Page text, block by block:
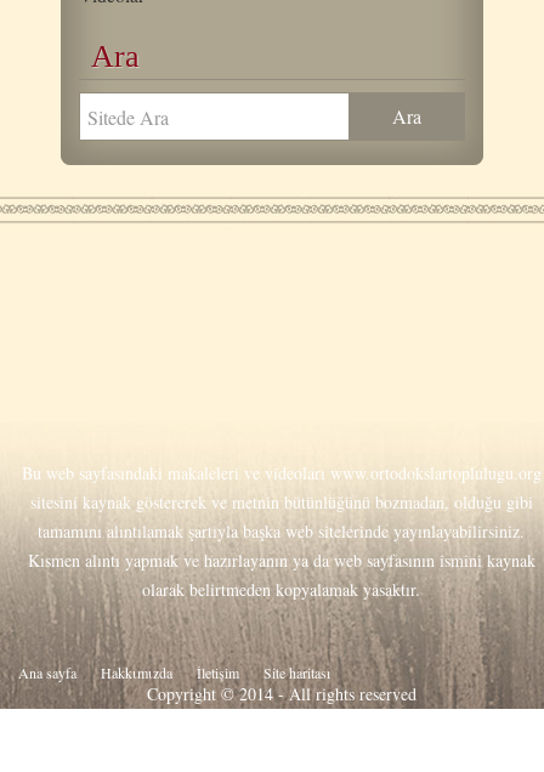
Ara
Bu web sayfasındaki makaleleri ve videoları www.ortodokslartoplulugu.org
sitesini kaynak göstererek ve metnin bütünlüğünü bozmadan, olduğu gibi
tamamını alıntılamak şartıyla başka web sitelerinde yayınlayabilirsiniz.
Kısmen alıntı yapmak ve hazırlayanın ya da web sayfasının ismini kaynak
olarak belirtmeden kopyalamak yasaktır.
Ana sayfa Hakkιmιzda İletişim Site haritası
Copyright © 2014 - All rights reserved